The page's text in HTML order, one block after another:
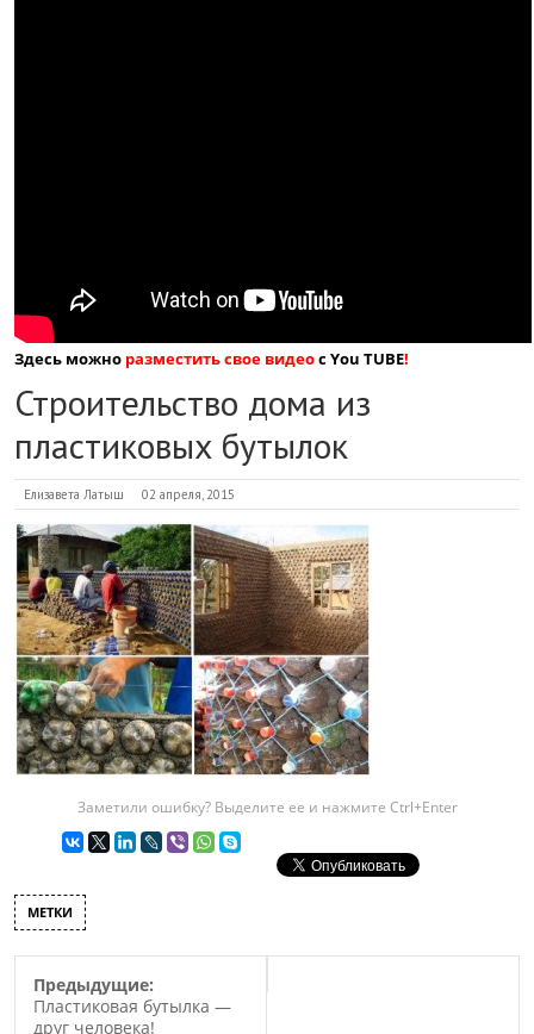
Здесь можно разместить свое видеос You TUBE!
Строительство дома из
пластиковых бутылок
Елизавета Латыш 02 апреля, 2015
Заметили ошибку? Выделите ее и нажмите Ctrl+Enter
МЕТКИ
Предыдущие:
Пластиковая бутылка —
друг человека!